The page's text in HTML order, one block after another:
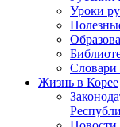
Уроки
Словари
Жизнь в Корее